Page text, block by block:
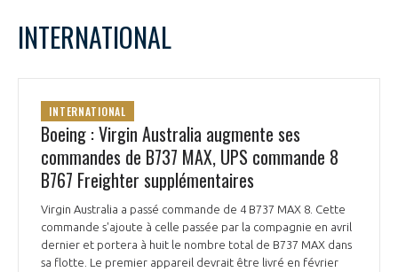
INTERNATIONAL
INTERNATIONAL
Boeing : Virgin Australia augmente ses
commandes de B737 MAX, UPS commande 8
B767 Freighter supplémentaires
Virgin Australia a passé commande de 4 B737 MAX 8. Cette
commande s'ajoute à celle passée par la compagnie en avril
dernier et portera à huit le nombre total de B737 MAX dans
sa flotte. Le premier appareil devrait être livré en février